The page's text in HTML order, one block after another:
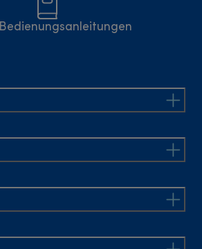
Bedienungsanleitungen